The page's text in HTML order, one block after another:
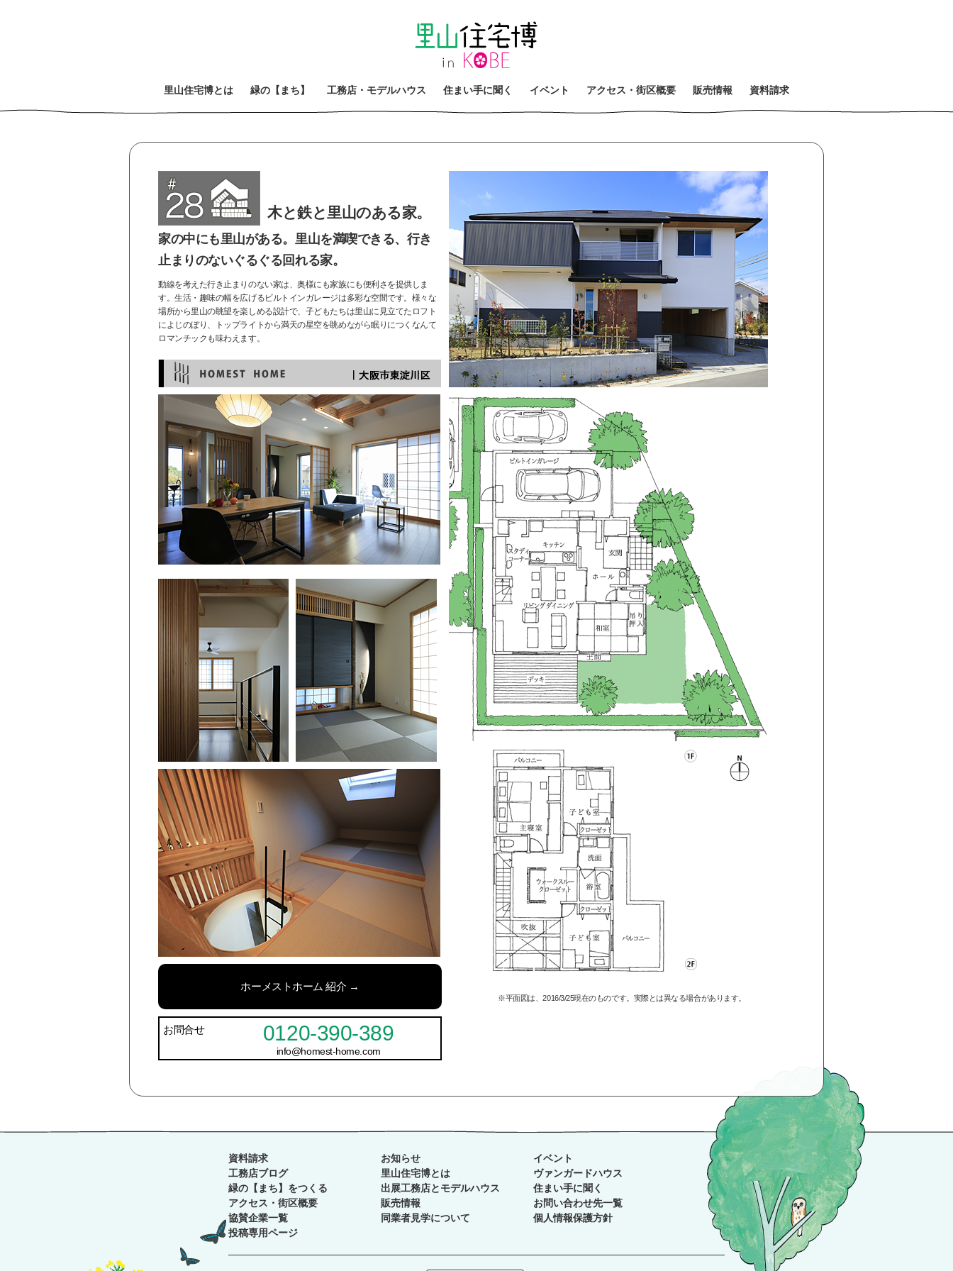
里山住宅博とは 緑の 【 ま ち】 工務店 ・ モデルハウス 住ま い手に聞 く イベン ト アクセス ・ 街区概要 販売情報 資料請求
木と鉄と里山のある家。
家の中にも里山がある。里山を満喫できる、行き
止まりのないぐるぐる回れる家。
動線を考えた行き止まりのない家は、奥様にも家族にも便利さを提供しま
す。生活・趣味の幅を広げるビルトインガレージは多彩な空間です。様々な
場所から里山の眺望を楽しめる設計で、子どもたちは里山に見立てたロフト
によじのぼり、トップライトから満天の星空を眺めながら眠りにつくなんて
ロマンチックも味わえます。
ホーメストホーム 紹介 →
お問合せ 0120-390-389
info@homest-home.com
※平面図は、2016/3/25現在のものです。実際とは異なる場合があります。
資料請求 お知らせ
イベント
工務店ブログ
里山住宅博とは
ヴァンガードハウス
緑の【まち】をつくる
出展工務店とモデルハウス
住まい手に聞く
アクセス・街区概要
販売情報
お問い合わせ先一覧
協賛企業一覧
同業者見学について
個人情報保護方針
投稿専用ページ